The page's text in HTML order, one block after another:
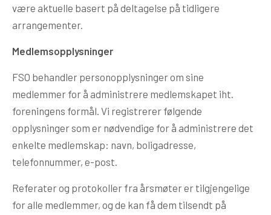
være aktuelle basert på deltagelse på tidligere
arrangementer.
Medlemsopplysninger
FSO behandler personopplysninger om sine
medlemmer for å administrere medlemskapet iht.
foreningens formål. Vi registrerer følgende
opplysninger som er nødvendige for å administrere det
enkelte medlemskap: navn, boligadresse,
telefonnummer, e-post.
Referater og protokoller fra årsmøter er tilgjengelige
for alle medlemmer, og de kan få dem tilsendt på